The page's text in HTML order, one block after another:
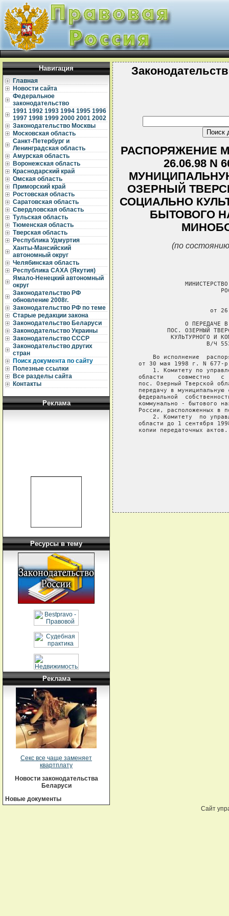
Навигация
Главная
Новости сайта
Федеральное
законодательство
1991 1992 1993 1994 1995 1996
1997 1998 1999 2000 2001 2002
Законодательство Москвы
Московская область
Санкт-Петербург и
Ленинградская область
Амурская область
Воронежская область
Краснодарский край
Омская область
Приморский край
Ростовская область
Саратовская область
Свердловская область
Тульская область
Тюменская область
Тверская область
Республика Удмуртия
Ханты-Мансийский
автономный округ
Челябинская область
Республика САХА (Якутия)
Ямало-Ненецкий автономный
округ
Законодательство РФ
обновление 2008г.
Законодательство РФ по теме
Старые редакции закона
Законодательство Беларуси
Законодательство Украины
Законодательство СССР
Законодательство других
стран
Поиск документа по сайту
Полезные ссылки
Все разделы сайта
Контакты
Реклама
Ресурсы в тему
Реклама
Секс все чаще заменяет
квартплату
Новости законодательства
Беларуси
Новые документы
РАСПОРЯЖЕНИЕ
26.06.98 N
ОЗЕРНЫЙ
СОЦИАЛЬНО
БЫТОВОГО
(по
от
О ПЕРЕДАЧЕ
ПОС. ОЗЕРНЫЙ
КУЛЬТУРНОГО И
В/Ч
Во исполнение
от 30 мая 1998 г. N 677-
1. Комитету по
области    совместно   с
пос. Озерный Тверской
передачу в муниципальную
федеральной
коммунально - бытового
России, расположенных в
2. Комитету  по
области до 1 сентября
   копии передаточных актов.
Сайт